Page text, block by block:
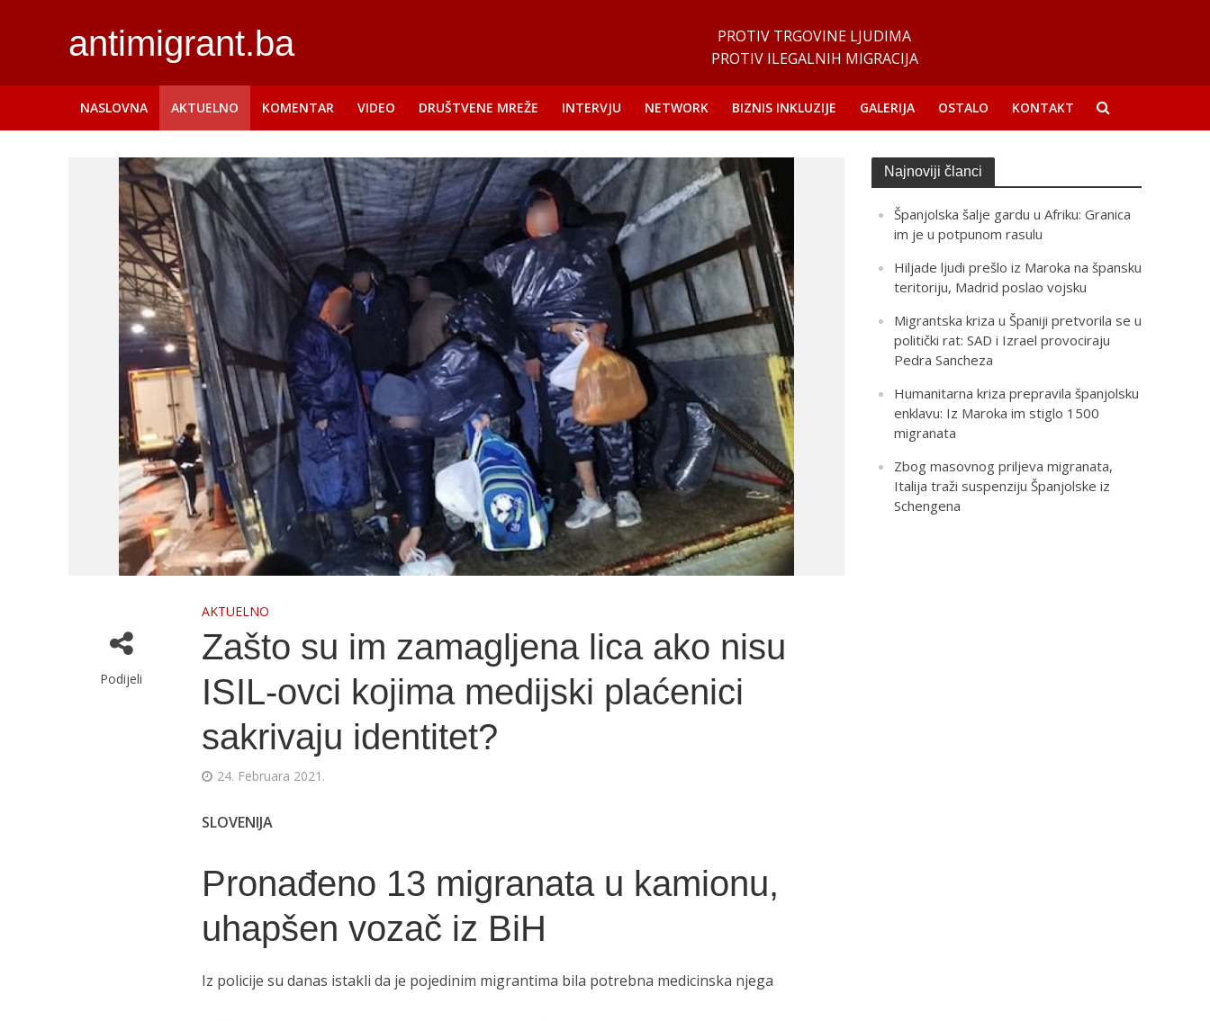
antimigrant.ba
PROTIV TRGOVINE LJUDIMA
PROTIV ILEGALNIH MIGRACIJA
NASLOVNA AKTUELNO KOMENTAR VIDEO DRUŠTVENE MREŽE INTERVJU NETWORK BIZNIS INKLUZIJE GALERIJA OSTALO KONTAKT
Podijeli
AKTUELNO
Zašto su im zamagljena lica ako nisu
ISIL-ovci kojima medijski plaćenici
sakrivaju identitet?
24. Februara 2021.
SLOVENIJA
Pronađeno 13 migranata u kamionu,
uhapšen vozač iz BiH
Iz policije su danas istakli da je pojedinim migrantima bila potrebna medicinska njega
Najnoviji članci
Španjolska šalje gardu u Afriku: Granica
im je u potpunom rasulu
Hiljade ljudi prešlo iz Maroka na špansku
teritoriju, Madrid poslao vojsku
Migrantska kriza u Španiji pretvorila se u
politički rat: SAD i Izrael provociraju
Pedra Sancheza
Humanitarna kriza prepravila španjolsku
enklavu: Iz Maroka im stiglo 1500
migranata
Zbog masovnog priljeva migranata,
Italija traži suspenziju Španjolske iz
Schengena